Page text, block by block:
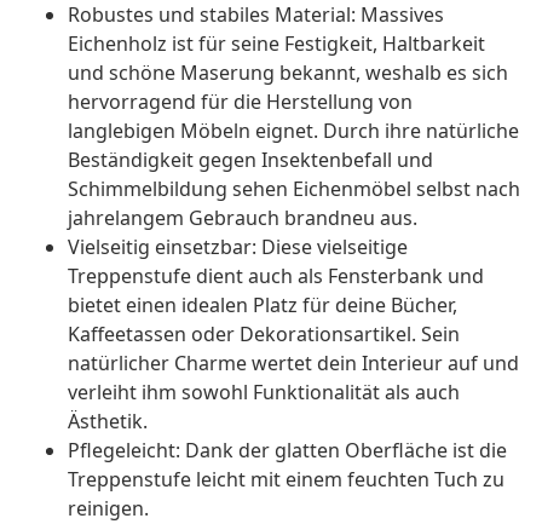
Robustes und stabiles Material: Massives
Eichenholz ist für seine Festigkeit, Haltbarkeit
und schöne Maserung bekannt, weshalb es sich
hervorragend für die Herstellung von
langlebigen Möbeln eignet. Durch ihre natürliche
Beständigkeit gegen Insektenbefall und
Schimmelbildung sehen Eichenmöbel selbst nach
jahrelangem Gebrauch brandneu aus.
Vielseitig einsetzbar: Diese vielseitige
Treppenstufe dient auch als Fensterbank und
bietet einen idealen Platz für deine Bücher,
Kaffeetassen oder Dekorationsartikel. Sein
natürlicher Charme wertet dein Interieur auf und
verleiht ihm sowohl Funktionalität als auch
Ästhetik.
Pflegeleicht: Dank der glatten Oberfläche ist die
Treppenstufe leicht mit einem feuchten Tuch zu
reinigen.